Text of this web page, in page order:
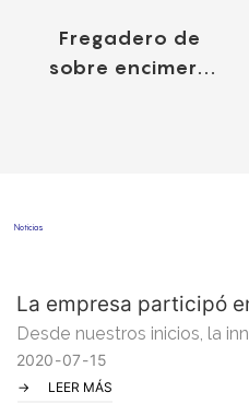
Fregadero de
sobre encimera
Noticias
La empresa participó
de Cocina y Baño de
Desde nuestros inicios, la
clave en Naitron. Nos
últimas tecnologías para
2020 07 15
LEER MÁS